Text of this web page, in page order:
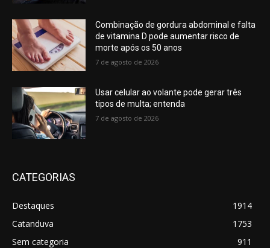
Combinação de gordura abdominal e falta
de vitamina D pode aumentar risco de
morte após os 50 anos
7 de agosto de 2026
Usar celular ao volante pode gerar três
tipos de multa; entenda
7 de agosto de 2026
CATEGORIAS
Destaques
1914
Catanduva
1753
Sem categoria
911